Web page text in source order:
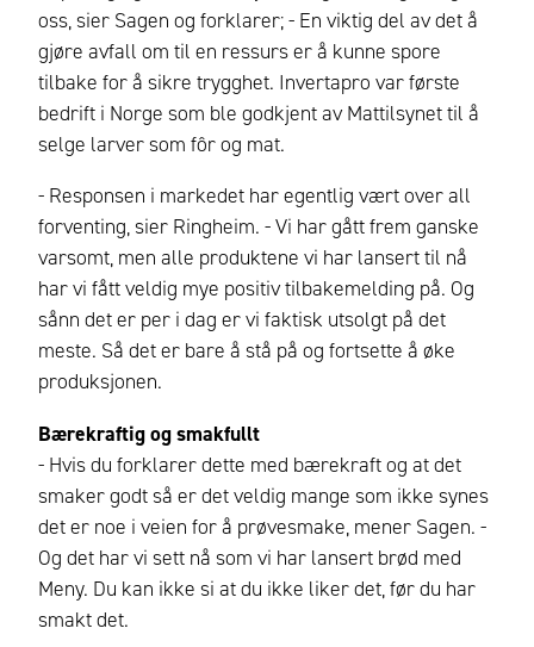
oss, sier Sagen og forklarer; - En viktig del av det å
gjøre avfall om til en ressurs er å kunne spore
tilbake for å sikre trygghet. Invertapro var første
bedrift i Norge som ble godkjent av Mattilsynet til å
selge larver som fôr og mat.
- Responsen i markedet har egentlig vært over all
forventing, sier Ringheim. - Vi har gått frem ganske
varsomt, men alle produktene vi har lansert til nå
har vi fått veldig mye positiv tilbakemelding på. Og
sånn det er per i dag er vi faktisk utsolgt på det
meste. Så det er bare å stå på og fortsette å øke
produksjonen.
Bærekraftig og smakfullt
- Hvis du forklarer dette med bærekraft og at det
smaker godt så er det veldig mange som ikke synes
det er noe i veien for å prøvesmake, mener Sagen. -
Og det har vi sett nå som vi har lansert brød med
Meny. Du kan ikke si at du ikke liker det, før du har
smakt det.